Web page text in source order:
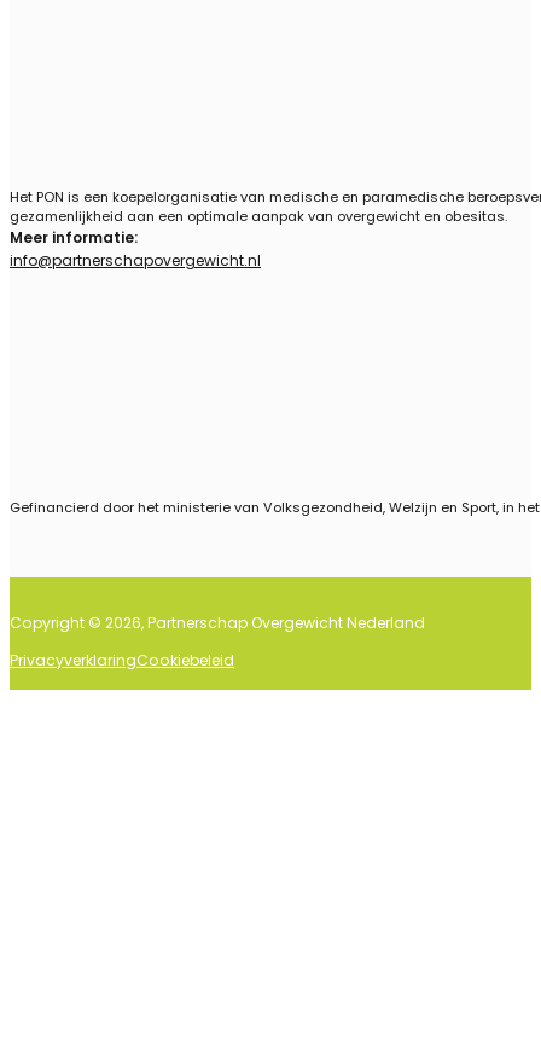
Het PON is een koepelorganisatie van medische en paramedische
gezamenlijkheid aan een optimale aanpak van overgewicht en obesitas.
Gefinancierd door het ministerie van Volksgezondheid, Welzijn en Sport, in
Meer informatie:
info@partnerschapovergewicht.nl
Copyright © 2026, Partnerschap Overgewicht Nederland
PrivacyverklaringCookiebeleid